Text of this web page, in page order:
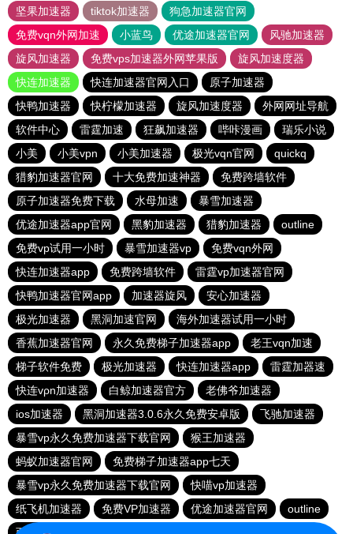
坚果加速器
tiktok加速器
狗急加速器官网
免费vqn外网加速
小蓝鸟 优途加速器官网
风驰加速器
旋风加速器
免费vps加速器外网苹果版
旋风加速度器
快连加速器
快连加速器官网入口
原子加速器
快鸭加速器
快柠檬加速器 旋风加速度器
外网网址导航
软件中心
雷霆加速 狂飙加速器 哔咔漫画
瑞乐小说
小美
小美vpn 小美加速器 极光vqn官网
quickq
猎豹加速器官网
十大免费加速神器
免费跨墙软件
原子加速器免费下载
水母加速
暴雪加速器
优途加速器app官网
黑豹加速器 猎豹加速器
outline
免费vp试用一小时
暴雪加速器vp
免费vqn外网
快连加速器app
免费跨墙软件
雷霆vp加速器官网
快鸭加速器官网app
加速器旋风
安心加速器
极光加速器
黑洞加速官网
海外加速器试用一小时
香蕉加速器官网
永久免费梯子加速器app
老王vqn加速
梯子软件免费
极光加速器 快连加速器app
雷霆加器速
快连vρn加速器
白鲸加速器官方
老佛爷加速器
ios加速器
黑洞加速器3.0.6永久免费安卓版
飞驰加速器
暴雪vp永久免费加速器下载官网
猴王加速器
蚂蚁加速器官网
免费梯子加速器app七天
暴雪vp永久免费加速器下载官网
快喵vp加速器
纸飞机加速器
免费VP加速器 优途加速器官网
outline